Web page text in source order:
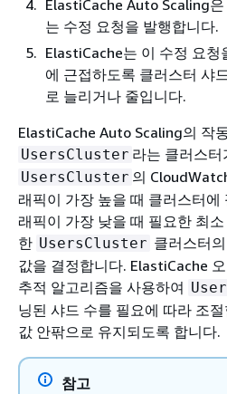
ElastiCache Auto Scaling
는 수정 요청을 발행합니다.
ElastiCache는 이 수정 요청
에 근접하도록 클러스터 샤
로 늘리거나 줄입니다.
ElastiCache Auto Scaling의 작
UsersCluster 라는 클러스
UsersCluster 의
래픽이 가장 높을 때 클러스터에
래픽이 가장 낮을 때 필요한 최
한 UsersCluster 클러스터
값을 결정합니다. ElastiCache
추적 알고리즘을 사용하여
닝된 샤드 수를 필요에 따라 조
값 안팎으로 유지되도록 합니다.
참고